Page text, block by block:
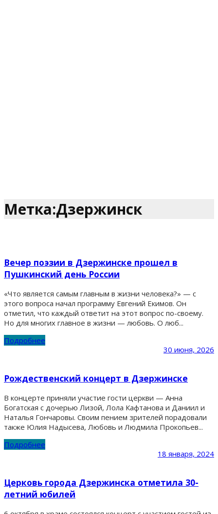
Метка:Дзержинск
Вечер поэзии в Дзержинске прошел в
Пушкинский день России
«Что является самым главным в жизни человека?» — с
этого вопроса начал программу Евгений Екимов. Он
отметил, что каждый ответит на этот вопрос по-своему.
Но для многих главное в жизни — любовь. О люб...
Подробнее
30 июня, 2026
Рождественский концерт в Дзержинске
В концерте приняли участие гости церкви — Анна
Богатская с дочерью Лизой, Лола Кафтанова и Даниил и
Наталья Гончаровы. Своим пением зрителей порадовали
также Юлия Надысева, Любовь и Людмила Прокопьев...
Подробнее
18 января, 2024
Церковь города Дзержинска отметила 30-
летний юбилей